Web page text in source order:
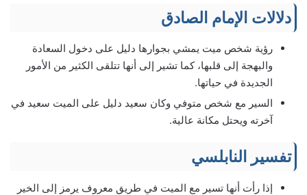
دلالات الإمام الصادق
رؤية شخص ميت يمشي بجوارها دليل على دخول السعادة
والبهجة إلى قلبها، كما تشير إلى أنها تتلقى الكثير من الأمور
الجديدة في حياتها.
السير مع شخص متوفي وكان سعيد دليل على الميت سعيد في
آخرته ويحتل مكانة عالية.
تفسير النابلسي
إذا رأت أنها تسير مع الميت في طريق معروف يرمز إلى الخير